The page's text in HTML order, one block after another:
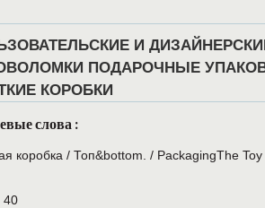
И
ПОДАРОЧНЫЕ
КОРОБКИ
слова :
коробка /Топ&bottom. / PackagingThe Toy
40